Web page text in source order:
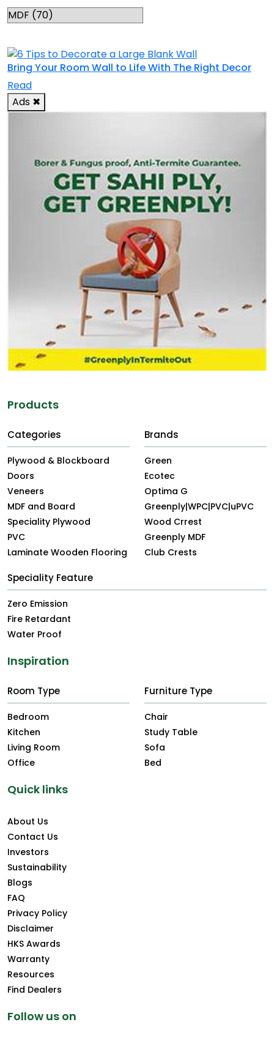
Bring Your Room Wall to Life With The Right Decor
Read
Ads ✖
Products
Categories
Plywood & Blockboard
Doors
Veneers
MDF and Board
Speciality Plywood
PVC
Laminate Wooden Flooring
Brands
Green
Ecotec
Optima G
Greenply|WPC|PVC|uPVC
Wood Crrest
Greenply MDF
Club Crests
Speciality Feature
Zero Emission
Fire Retardant
Water Proof
Inspiration
Room Type
Bedroom
Kitchen
Living Room
Office
Furniture Type
Chair
Study Table
Sofa
Bed
Quick links
About Us
Contact Us
Investors
Sustainability
Blogs
FAQ
Privacy Policy
Disclaimer
HKS Awards
Warranty
Resources
Find Dealers
Follow us on